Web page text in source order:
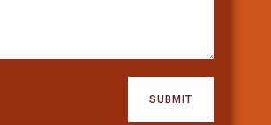
SUBMIT